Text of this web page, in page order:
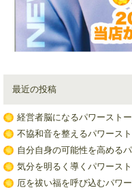
最近の投稿
経営者脳になるパワースト
不協和音を整えるパワース
自分自身の可能性を高める
気分を明るく導くパワース
厄を祓い福を呼び込むパワ